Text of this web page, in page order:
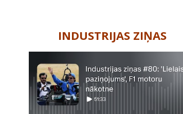
INDUSTRIJAS ZIŅAS